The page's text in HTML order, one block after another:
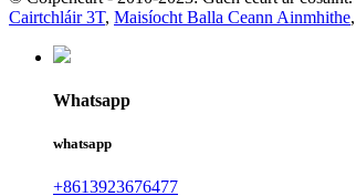
Cairtchláir 3T, Maisíocht Balla Ceann Ainmhithe,
Whatsapp
whatsapp
+8613923676477